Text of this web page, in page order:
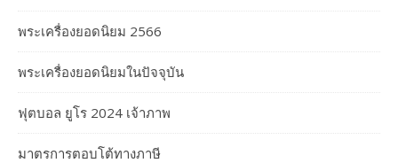
พระเครื่องยอดนิยม 2566
พระเครื่องยอดนิยมในปัจจุบัน
ฟุตบอล ยูโร 2024 เจ้าภาพ
มาตรการตอบโต้ทางภาษี